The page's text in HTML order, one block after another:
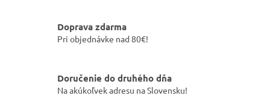
Doprava zdarma
Pri objednávke nad 80€!
Doručenie do druhého dňa
Na akúkoľvek adresu na Slovensku!